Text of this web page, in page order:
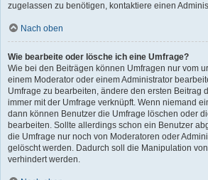
zugelassen zu benötigen, kontaktiere einen
Nach oben
Wie bearbeite oder lösche ich eine Umfrage?
Wie bei den Beiträgen können Umfragen nur vom
einem Moderator oder einem Administrator
Umfrage zu bearbeiten, ändere den ersten Beitrag
immer mit der Umfrage verknüpft. Wenn niemand
dann können Benutzer die Umfrage löschen oder
bearbeiten. Sollte allerdings schon ein Benutzer
die Umfrage nur noch von Moderatoren oder
gelöscht werden. Dadurch soll die Manipulation
verhindert werden.